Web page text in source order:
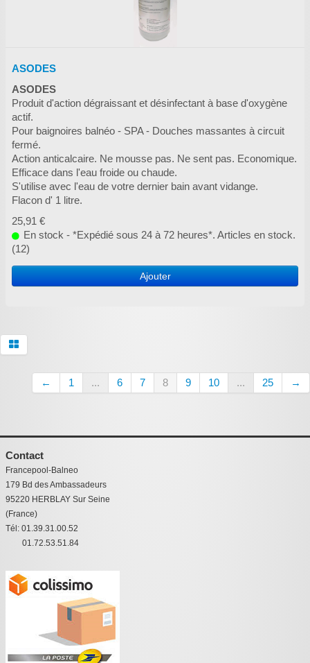
ASODES
ASODES
Produit d'action dégraissant et désinfectant à base d'oxygène
actif.
Pour baignoires balnéo - SPA - Douches massantes à circuit
fermé.
Action anticalcaire. Ne mousse pas. Ne sent pas. Economique.
Efficace dans l'eau froide ou chaude.
S'utilise avec l'eau de votre dernier bain avant vidange.
Flacon d' 1 litre.
25,91 €
En stock - *Expédié sous 24 à 72 heures*. Articles en stock.
(12)
Ajouter
← 1 ... 6 7 8 9 10 ... 25 →
Contact
Francepool-Balneo
179 Bd des Ambassadeurs
95220 HERBLAY Sur Seine
(France)
Tél: 01.39.31.00.52
01.72.53.51.84